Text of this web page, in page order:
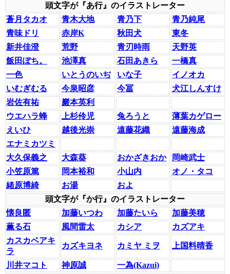
頭文字が『あ行』のイラストレーター
蒼月タカオ
青木大地 青乃下
青乃純尾
青味ドリ
赤岸K 秋田犬
東冬
新井佳澄
荒野 青刃時雨
天野英
飯田ぽち。
池澤真 石田あきら
一橋真
一色
いとうのいぢ いな子
イノオカ
いむぎむる
今泉昭彦 今冨
犬江しんすけ
岩佐有祐
巖本英利
ウエハラ蜂
上杉伶児 兔ろうと
薄葉カゲロー
えいひ
越後光崇 遠藤花織
遠藤海成
エナミカツミ
大久保義之
大森葵 おかざきおか
岡崎武士
小笠原篤
岡本裕和 小山内
オノ・タコ
緒原博綺
お湯
およ
頭文字が『か行』のイラストレーター
懐良匿
加藤いつわ 加藤たいら
加藤美穂
薫る石
風間雷太 カシア
カズアキ
カスカベアキ
ラ
カズキヨネ カミヤ ミヲ 上国料晴香
川井マコト 神原誠 一為(Kazui)